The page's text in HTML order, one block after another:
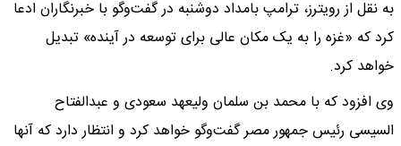
به نقل از رویترز، ترامپ بامداد دوشنبه در گفت‌وگو با خبرنگاران ادعا
کرد که «غزه را به یک مکان عالی برای توسعه در آینده» تبدیل
خواهد کرد.
وی افزود که با محمد بن سلمان ولیعهد سعودی و عبدالفتاح
السیسی رئیس جمهور مصر گفت‌وگو خواهد کرد و انتظار دارد که آنها